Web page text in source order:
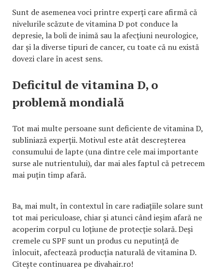
Sunt de asemenea voci printre experți care afirmă că
nivelurile scăzute de vitamina D pot conduce la
depresie, la boli de inimă sau la afecțiuni neurologice,
dar și la diverse tipuri de cancer, cu toate că nu există
dovezi clare în acest sens.
Deficitul de vitamina D, o
problemă mondială
Tot mai multe persoane sunt deficiente de vitamina D,
subliniază experții. Motivul este atât descreșterea
consumului de lapte (una dintre cele mai importante
surse ale nutrientului), dar mai ales faptul că petrecem
mai puțin timp afară.
Ba, mai mult, în contextul în care radiațiile solare sunt
tot mai periculoase, chiar și atunci când ieșim afară ne
acoperim corpul cu loțiune de protecție solară. Deși
cremele cu SPF sunt un produs cu neputință de
înlocuit, afectează producția naturală de vitamina D.
Citește continuarea pe divahair.ro!